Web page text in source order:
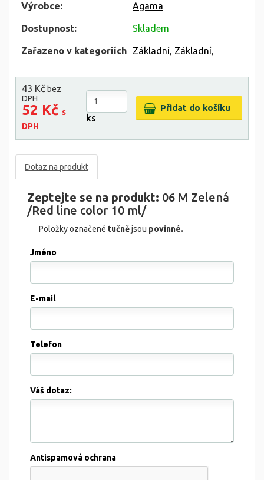
Výrobce: Agama
Dostupnost: Skladem
Zařazeno v kategoriích Základní, Základní,
43 Kč bez
DPH
52 Kč s
DPH
ks
Dotaz na produkt
Zeptejte se na produkt: 06 M Zelená
/Red line color 10 ml/
Položky označené tučnějsou povinné.
Jméno
E-mail
Telefon
Váš dotaz:
Antispamová ochrana